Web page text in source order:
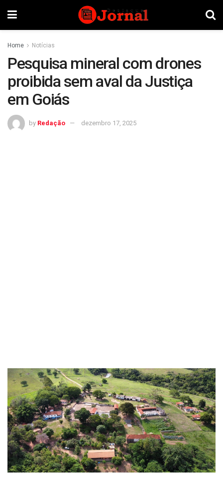
Home Notícias
Pesquisa mineral com drones
proibida sem aval da Justiça
em Goiás
by Redação dezembro 17, 2025